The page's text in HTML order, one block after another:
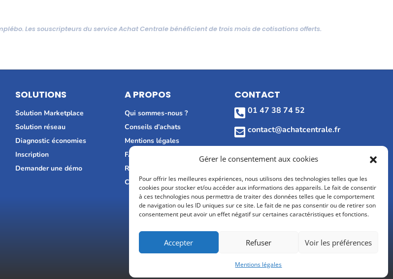
Gérer le consentement aux cookies
Pour offrir les meilleures expériences, nous utilisons des technologies telles que les
cookies pour stocker et/ou accéder aux informations des appareils. Le fait de consentir
à ces technologies nous permettra de traiter des données telles que le comportement
de navigation ou les ID uniques sur ce site. Le fait de ne pas consentir ou de retirer son
consentement peut avoir un effet négatif sur certaines caractéristiques et fonctions.
Accepter Refuser Voir les préférences
Mentions légales
Les souscripteurs du service Achat Centrale bénéficient de trois mois de cotisations offerts.
SOLUTIONS
Solution Marketplace
Solution réseau
Diagnostic économies
Inscription
Demander une démo
A PROPOS
Qui sommes-nous ?
Conseils d’achats
Mentions légales
FAQ
Recrutement
Consultez nos avis Google
CONTACT
 01 47 38 74 52
 contact@achatcentrale.fr
MÉDIAS